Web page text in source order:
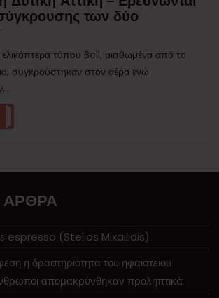
σύγκρουσης των δύο
τύπου Bell, μισθωμένα από το
συγκρούστηκαν στον αέρα ενώ
ΆΡΘΡΑ
espresso (Stelios Mixailidis)
η δραστηριότητα του ηφαιστείου
απομακρύνθηκαν προληπτικά